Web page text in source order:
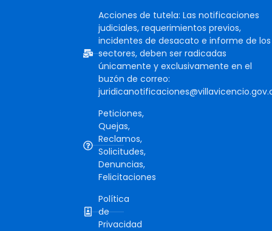
Acciones de tutela: Las notificaciones
judiciales, requerimientos previos,
incidentes de desacato e informe de los
sectores, deben ser radicadas
únicamente y exclusivamente en el
buzón de correo:
Peticiones,
Quejas,
Reclamos,
Solicitudes,
Denuncias,
Felicitaciones
Política
de
Privacidad